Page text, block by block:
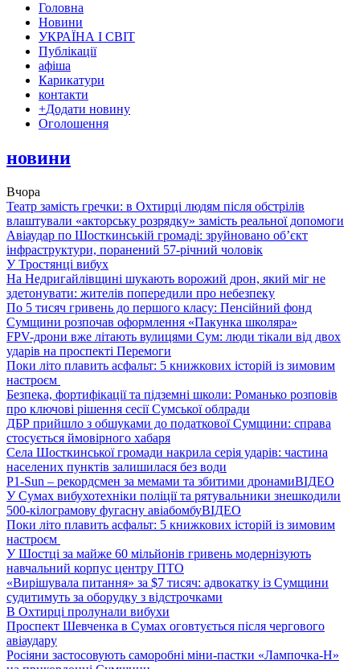
Головна
Новини
УКРАЇНА І СВІТ
Публікації
афіша
Карикатури
контакти
+Додати новину
Оголошення
новини
Вчора
Театр замість гречки: в Охтирці людям після обстрілів
влаштували «акторську розрядку» замість реальної допомоги
Авіаудар по Шосткинській громаді: зруйновано об’єкт
інфраструктури, поранений 57-річний чоловік
У Тростянці вибух
На Недригайлівщині шукають ворожий дрон, який міг не
здетонувати: жителів попередили про небезпеку
По 5 тисяч гривень до першого класу: Пенсійний фонд
Сумщини розпочав оформлення «Пакунка школяра»
FPV-дрони вже літають вулицями Сум: люди тікали від двох
ударів на проспекті Перемоги
Поки літо плавить асфальт: 5 книжкових історій із зимовим
настроєм
Безпека, фортифікації та підземні школи: Романько розповів
про ключові рішення сесії Сумської облради
ДБР прийшло з обшуками до податкової Сумщини: справа
стосується ймовірного хабаря
Села Шосткинської громади накрила серія ударів: частина
населених пунктів залишилася без води
P1-Sun – рекордсмен за мемами та збитими дронамиВІДЕО
У Сумах вибухотехніки поліції та рятувальники знешкодили
500-кілограмову фугасну авіабомбуВІДЕО
Поки літо плавить асфальт: 5 книжкових історій із зимовим
настроєм
У Шостці за майже 60 мільйонів гривень модернізують
навчальний корпус центру ПТО
«Вирішувала питання» за $7 тисяч: адвокатку із Сумщини
судитимуть за оборудку з відстрочками
В Охтирці пролунали вибухи
Проспект Шевченка в Сумах оговтується після чергового
авіаудару
Росіяни застосовують саморобні міни-пастки «Лампочка-Н»